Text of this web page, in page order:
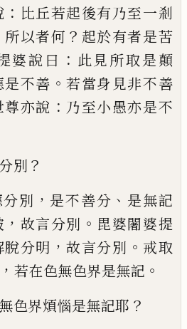
： 比丘若起後有乃至一剎
所以者何 ？ 起於有者是苦
婆說曰 ： 此見所取是顛
是不善 。若當身見非不善
尊亦說 ： 乃至小愚亦是不
別 ？
別 ， 是不善分 、 是無記
， 故言分別 。 毘婆闍婆提
脫分明 ，故言分別 。 戒取
， 若在色無色界是無記 。
色界煩惱是無記耶 ？